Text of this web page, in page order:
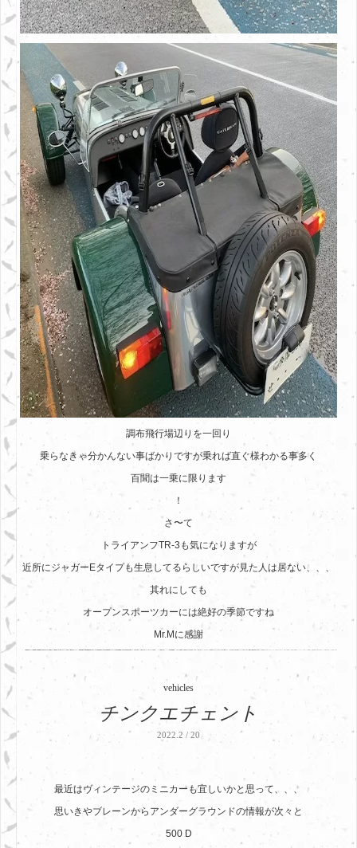
調布飛行場辺りを一回り
乗らなきゃ分かんない事ばかりですが乗れば直ぐ様わかる事多く
百聞は一乗に限ります
！
さ〜て
トライアンフTR-3も気になりますが
近所にジャガーEタイプも生息してるらしいですが見た人は居ない、、、
其れにしても
オープンスポーツカーには絶好の季節ですね
Mr.Mに感謝
vehicles
チンクエチェント
2022.2 / 20
最近はヴィンテージのミニカーも宜しいかと思って、、、
思いきやブレーンからアンダーグラウンドの情報が次々と
500 D